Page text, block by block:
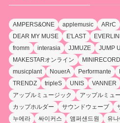
AMPERS&ONE applemusic ARrC
DEAR MY MUSE
E'LAST
fromm
interasia JJMUZE JUMP
MAKESTARオンライン
MINIRECORD
musicplant
NouerA Performante
TRENDZ
tripleS UNIS VANNER
アップルミュージック
アップルミュ
カップホルダー
サウンドウェーブ
누에라
싸이커스 앰퍼샌드원 유